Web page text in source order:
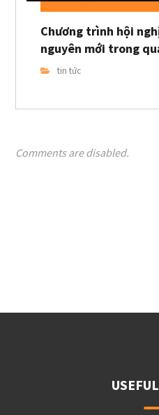
Chương trình hội
nguyên mới trong
tin tức
Comments are disabled.